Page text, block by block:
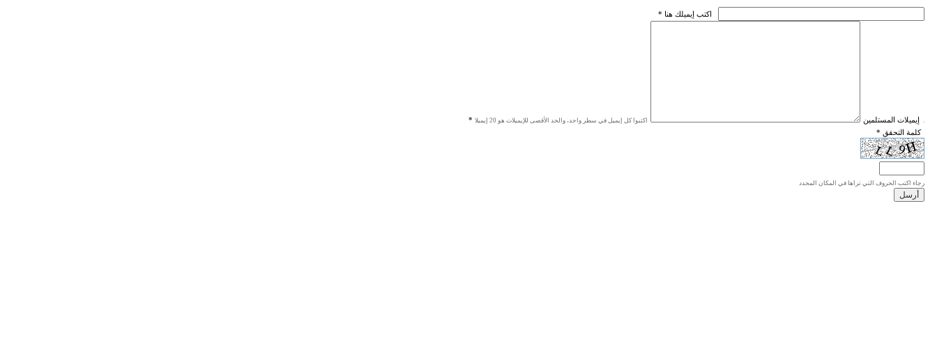
* اكتب إيميلك هنا
* إيميلات المستلمين اكتبوا كل إيميل في سطر واحد، والحد الأقصى للإيميلات هو 20 إيميلا.
* كلمة التحقق
رجاء اكتب الحروف التي تراها في المكان المحدد